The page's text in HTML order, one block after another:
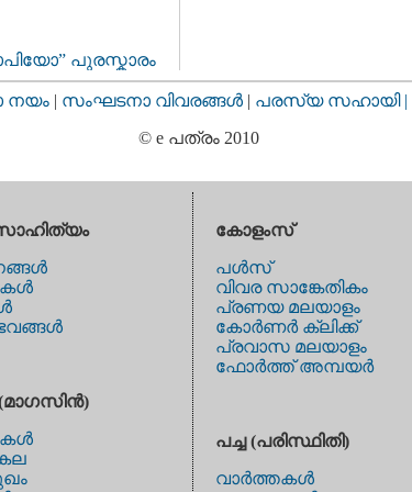
പുരസ്കാരം
നയം | സംഘടനാ വിവരങ്ങള്‍ | പരസ്യ സഹായി |
© e പത്രം 2010
കോളംസ്
പള്‍സ്
വിവര സാങ്കേതികം
പ്രണയ മലയാളം
കോര്‍ണര്‍ ക്ലിക്ക്
പ്രവാസ മലയാളം
ഫോര്‍ത്ത് അമ്പയര്‍
പച്ച (പരിസ്ഥിതി)
വാര്‍ത്തകള്‍